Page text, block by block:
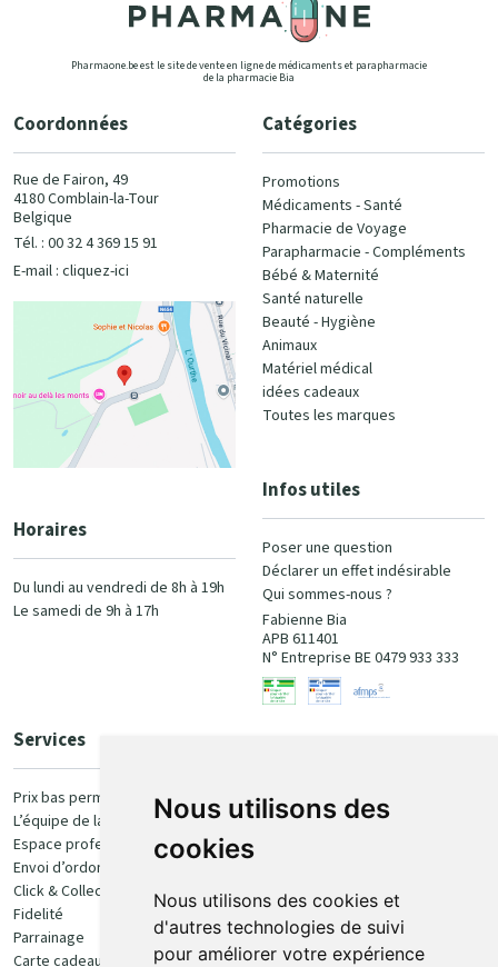
Nous utilisons des
cookies
Nous utilisons des cookies et
d'autres technologies de suivi
pour améliorer votre expérience
Pharmaone.be est le site de vente en ligne de médicaments et parapharmacie
de la pharmacie Bia
Coordonnées
Rue de Fairon, 49
4180 Comblain-la-Tour
Belgique
Tél. : 00 32 4 369 15 91
E-mail : cliquez-ici
Horaires
Du lundi au vendredi de 8h à 19h
Le samedi de 9h à 17h
Catégories
Promotions
Médicaments - Santé
Pharmacie de Voyage
Parapharmacie - Compléments
Bébé & Maternité
Santé naturelle
Beauté - Hygiène
Animaux
Matériel médical
idées cadeaux
Toutes les marques
Infos utiles
Poser une question
Déclarer un effet indésirable
Qui sommes-nous ?
Fabienne Bia
APB 611401
N° Entreprise BE 0479 933 333
Services
Prix bas permanent
L’équipe de la pharmacie
Espace professionnel
Envoi d’ordonnance
Click & Collect
Fidelité
Parrainage
Carte cadeau
100% sécurisé